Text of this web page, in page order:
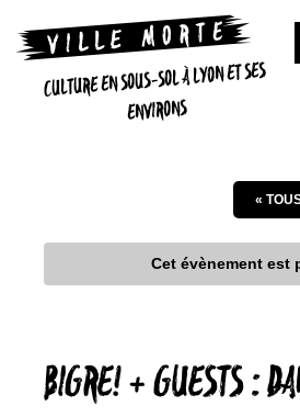
CULTURE EN SOUS-SOL À LYON ET SES
ENVIRONS
«
Cet évènement est
BIGRE! + GUESTS :